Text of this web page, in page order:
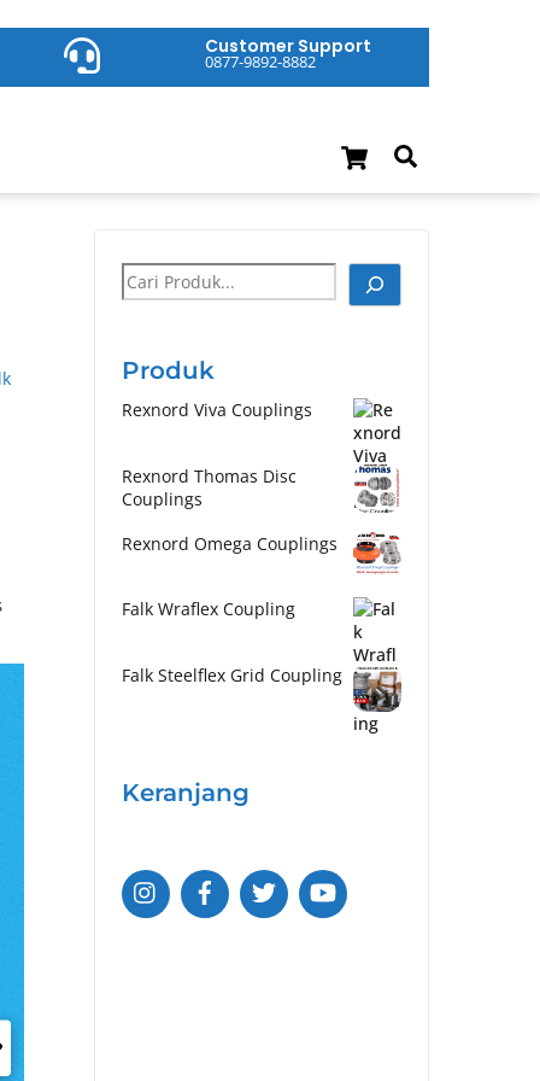
Cart
Customer Support
0877-9892-8882
Cari
Produk
Rexnord Viva Couplings
Rexnord Thomas Disc
Couplings
Rexnord Omega Couplings
Falk Wraflex Coupling
Falk Steelflex Grid Coupling
Keranjang